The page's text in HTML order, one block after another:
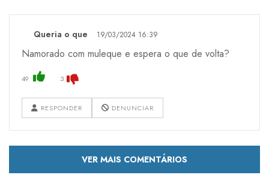
Queria o que 19/03/2024 16:39
Namorado com muleque e espera o que de volta?
49 3
RESPONDER DENUNCIAR
VER MAIS COMENTÁRIOS